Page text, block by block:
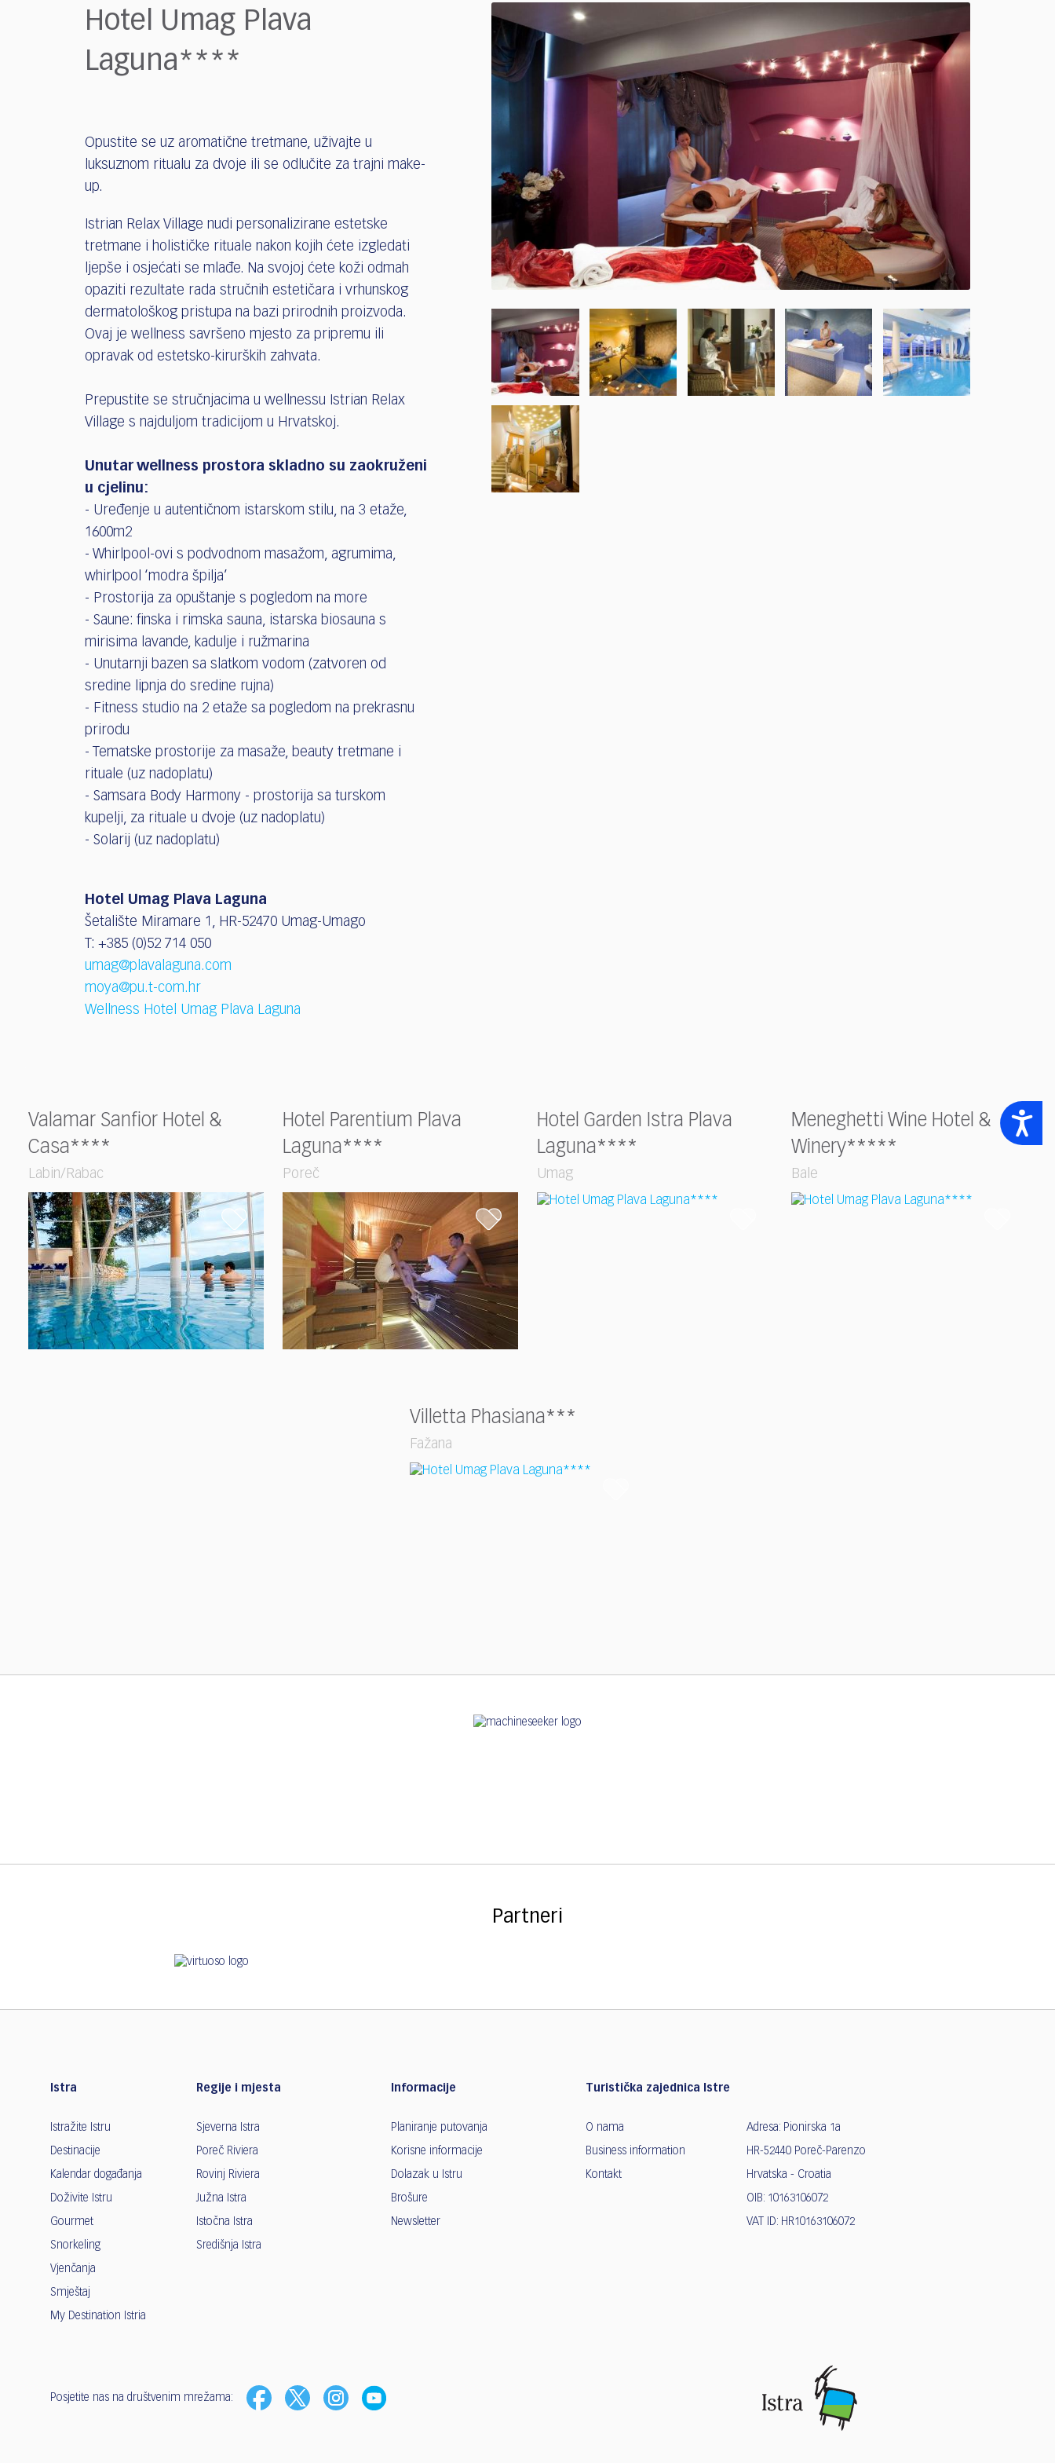
Accessibility
Hotel Umag Plava
Laguna****
Opustite se uz aromatične tretmane, uživajte u
luksuznom ritualu za dvoje ili se odlučite za trajni make-
up.
Istrian Relax Village nudi personalizirane estetske
tretmane i holističke rituale nakon kojih ćete izgledati
ljepše i osjećati se mlađe. Na svojoj ćete koži odmah
opaziti rezultate rada stručnih estetičara i vrhunskog
dermatološkog pristupa na bazi prirodnih proizvoda.
Ovaj je wellness savršeno mjesto za pripremu ili
opravak od estetsko-kirurških zahvata.
Prepustite se stručnjacima u wellnessu Istrian Relax
Village s najduljom tradicijom u Hrvatskoj.
Unutar wellness prostora skladno su zaokruženi
u cjelinu:
- Uređenje u autentičnom istarskom stilu, na 3 etaže,
1600m2
- Whirlpool-ovi s podvodnom masažom, agrumima,
whirlpool ‘modra špilja’
- Prostorija za opuštanje s pogledom na more
- Saune: finska i rimska sauna, istarska biosauna s
mirisima lavande, kadulje i ružmarina
- Unutarnji bazen sa slatkom vodom (zatvoren od
sredine lipnja do sredine rujna)
- Fitness studio na 2 etaže sa pogledom na prekrasnu
prirodu
- Tematske prostorije za masaže, beauty tretmane i
rituale (uz nadoplatu)
- Samsara Body Harmony - prostorija sa turskom
kupelji, za rituale u dvoje (uz nadoplatu)
- Solarij (uz nadoplatu)
Hotel Umag Plava Laguna
Šetalište Miramare 1, HR-52470 Umag-Umago
T: +385 (0)52 714 050
umag@plavalaguna.com
moya@pu.t-com.hr
Wellness Hotel Umag Plava Laguna
Valamar Sanfior Hotel &
Casa****
Labin/Rabac
Hotel Parentium Plava
Laguna****
Poreč
Hotel Garden Istra Plava
Laguna****
Umag
Meneghetti Wine Hotel &
Winery*****
Bale
Villetta Phasiana***
Fažana
Partneri
Istra
Istražite Istru
Destinacije
Kalendar događanja
Doživite Istru
Gourmet
Snorkeling
Vjenčanja
Smještaj
My Destination Istria
Regije i mjesta
Sjeverna Istra
Poreč Riviera
Rovinj Riviera
Južna Istra
Istočna Istra
Središnja Istra
Informacije
Planiranje putovanja
Korisne informacije
Dolazak u Istru
Brošure
Newsletter
Turistička zajednica Istre
O nama
Business information
Kontakt
Adresa: Pionirska 1a
HR-52440 Poreč-Parenzo
Hrvatska - Croatia
OIB: 10163106072
VAT ID: HR10163106072
Posjetite nas na društvenim mrežama: